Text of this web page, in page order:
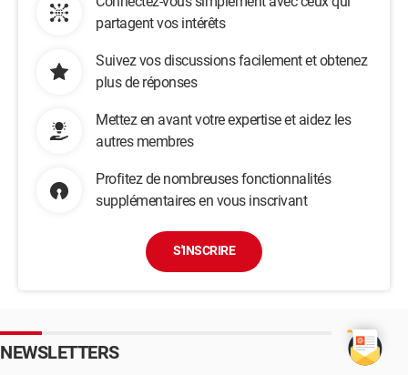
partagent vos intérêts
Suivez vos discussions facilement et obtenez
plus de réponses
Mettez en avant votre expertise et aidez les
autres membres
Profitez de nombreuses fonctionnalités
supplémentaires en vous inscrivant
S'INSCRIRE
NEWSLETTERS